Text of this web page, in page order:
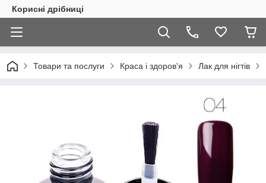
Корисні дрібниці
Товари та послуги Краса і здоров'я Лак для нігтів